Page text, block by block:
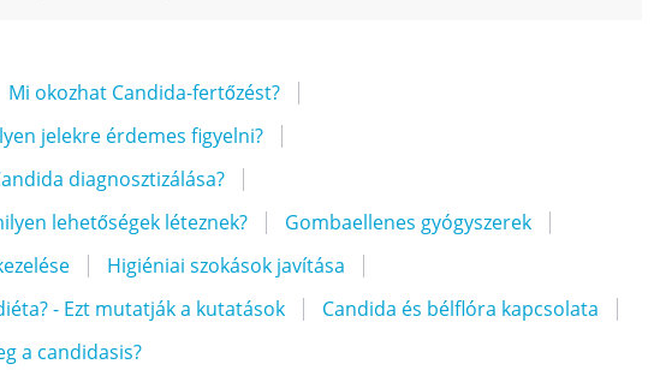
Mi okozhat Candida-fertőzést?
jelekre érdemes figyelni?
diagnosztizálása?
lehetőségek léteznek?
Gombaellenes gyógyszerek
Higiéniai szokások javítása
- Ezt mutatják a kutatások
Candida és bélflóra kapcsolata
a candidasis?